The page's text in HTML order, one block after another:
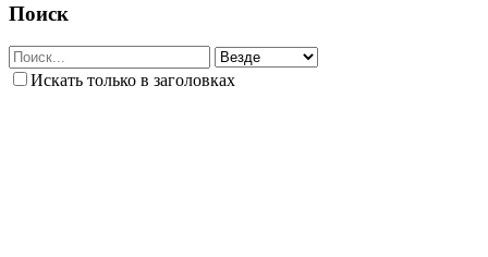
Поиск
Искать только в заголовках